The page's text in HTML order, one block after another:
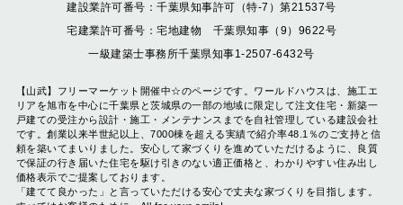
建設業許可番号：千葉県知事許可（特-7）第21537号
宅建業許可番号：宅地建物 千葉県知事（9）9622号
一級建築士事務所千葉県知事1-2507-6432号
【山武】フリーマーケット開催中☆のページです。ワールドハウスは、施工エ
リアを旭市を中心に千葉県と茨城県の一部の地域に限定して注文住宅・新築一
戸建ての受注から設計・施工・メンテナンスまでを自社管理している建設会社
です。創業以来半世紀以上、7000棟を超える実績で紹介率48.1％のご支持と信
頼を築いてまいりました。安心して家づくりを進めていただけるように、良質
で保証の行き届いた住宅を駆け引きのない適正価格と、わかりやすい住み出し
価格表示でご提案しております。
「建てて良かった」と言っていただける安心で丈夫な家づくりを目指します。